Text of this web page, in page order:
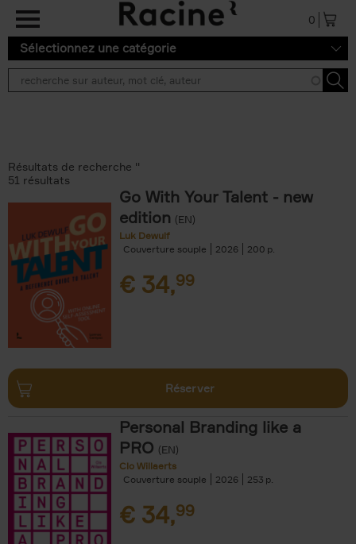
Aller au contenu principal
0
Sélectionnez une catégorie
Résultats de recherche ''
51 résultats
Go With Your Talent - new
edition (EN)
Luk Dewulf
Couverture souple
2026 200
€ 34,99
Réserver
Personal Branding like a
PRO (EN)
Clo Willaerts
Couverture souple
2026 253
€ 34,99